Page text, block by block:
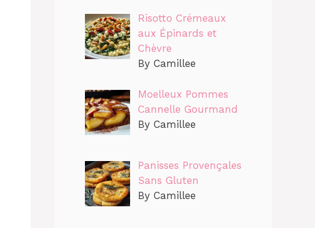
Risotto Crémeaux
aux Épinards et
Chèvre
By Camillee
Moelleux Pommes
Cannelle Gourmand
By Camillee
Panisses Provençales
Sans Gluten
By Camillee